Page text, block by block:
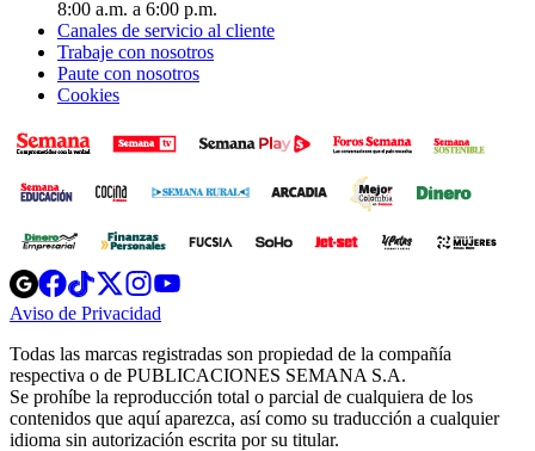
8:00 a.m. a 6:00 p.m.
Canales de servicio al cliente
Trabaje con nosotros
Paute con nosotros
Cookies
Opens
in
new
Opens
in
new
Opens
in
new
window
Opens
new
windowwindow
Aviso de Privacidad
new
window
Todas las marcas registradas son propiedad de la compañía
respectiva o de PUBLICACIONES SEMANA S.A.
Se prohíbe la reproducción total o parcial de cualquiera de los
contenidos que aquí aparezca, así como su traducción a cualquier
idioma sin autorización escrita por su titular.